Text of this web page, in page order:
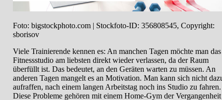
Foto: bigstockphoto.com | Stockfoto-ID: 356808545, Copyright:
sborisov
Viele Trainierende kennen es: An manchen Tagen möchte man das
Fitnessstudio am liebsten direkt wieder verlassen, da der Raum
überfüllt ist. Das bedeutet, an den Geräten warten zu müssen. An
anderen Tagen mangelt es an Motivation. Man kann sich nicht
aufraffen, nach einem langen Arbeitstag noch ins Studio zu fahren.
Diese Probleme gehören mit einem Home-Gym der